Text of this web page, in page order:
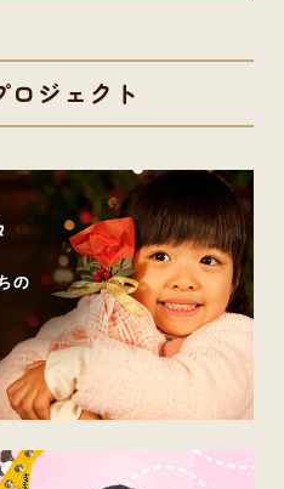
ロジェクト